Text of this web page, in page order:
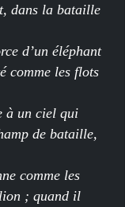
dans la bataille
d’un éléphant
comme les flots
à un ciel qui
de bataille,
comme les
; quand il